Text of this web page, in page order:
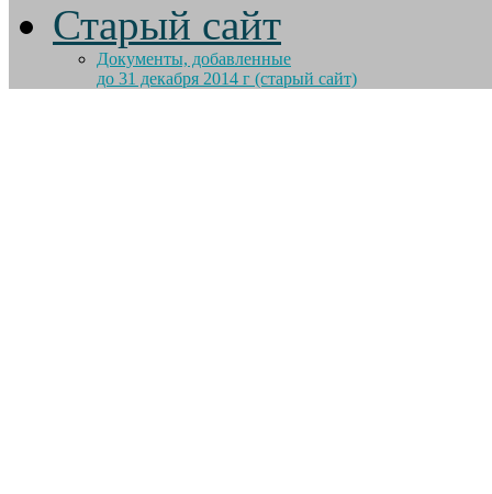
Старый сайт
Документы, добавленные
до 31 декабря 2014 г (старый сайт)